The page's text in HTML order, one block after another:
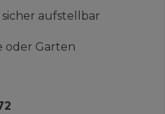
aufstellbar
oder Garten